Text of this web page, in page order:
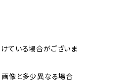
ている場合がございま
画像と多少異なる場合